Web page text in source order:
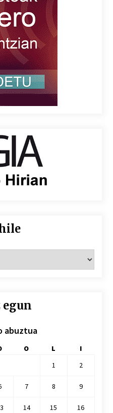
abuztua
O L
I
1
2
7 8 9
14 15 16